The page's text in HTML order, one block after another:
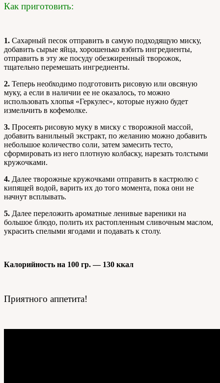
Как приготовить:
1. Сахарный песок отправить в самую подходящую миску,
добавить сырые яйца, хорошенько взбить ингредиенты,
отправить в эту же посуду обезжиренный творожок,
тщательно перемешать ингредиенты.
2. Теперь необходимо подготовить рисовую или овсяную
муку, а если в наличии ее не оказалось, то можно
использовать хлопья «Геркулес», которые нужно будет
измельчить в кофемолке.
3. Просеять рисовую муку в миску с творожной массой,
добавить ванильный экстракт, по желанию можно добавить
небольшое количество соли, затем замесить тесто,
сформировать из него плотную колбаску, нарезать толстыми
кружочками.
4. Далее творожные кружочками отправить в кастрюлю с
кипящей водой, варить их до того момента, пока они не
начнут всплывать.
5. Далее переложить ароматные ленивые вареники на
большое блюдо, полить их растопленным сливочным маслом,
украсить спелыми ягодами и подавать к столу.
Калорийность на 100 гр. — 130 ккал
Приятного аппетита!